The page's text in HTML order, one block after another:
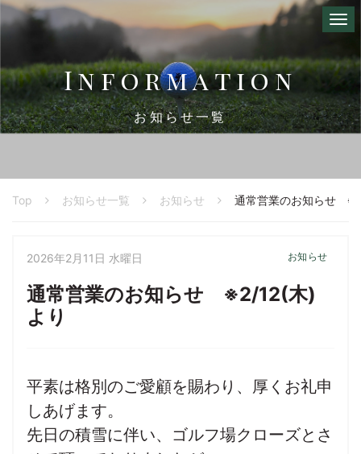
Information
お知らせ一覧
Top お知らせ一覧 お知らせ 通常営業のお知らせ
2026年2月11日 水曜日 お知らせ
通常営業のお知らせ ※2/12(木)
より
平素は格別のご愛顧を賜わり、厚くお礼申
しあげます。
先日の積雪に伴い、ゴルフ場クローズとさ